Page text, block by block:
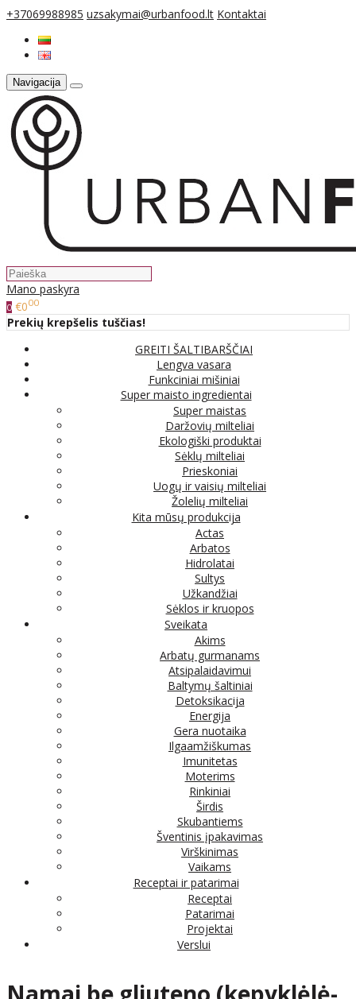
+37069988985 uzsakymai@urbanfood.lt Kontaktai
Navigacija
Mano paskyra
0 €000
Prekių krepšelis tuščias!
GREITI ŠALTIBARŠČIAI
Lengva vasara
Funkciniai mišiniai
Super maisto ingredientai
Super maistas
Daržovių milteliai
Ekologiški produktai
Sėklų milteliai
Prieskoniai
Uogų ir vaisių milteliai
Žolelių milteliai
Kita mūsų produkcija
Actas
Arbatos
Hidrolatai
Sultys
Užkandžiai
Sėklos ir kruopos
Sveikata
Akims
Arbatų gurmanams
Atsipalaidavimui
Baltymų šaltiniai
Detoksikacija
Energija
Gera nuotaika
Ilgaamžiškumas
Imunitetas
Moterims
Rinkiniai
Širdis
Skubantiems
Šventinis įpakavimas
Virškinimas
Vaikams
Receptai ir patarimai
Receptai
Patarimai
Projektai
Verslui